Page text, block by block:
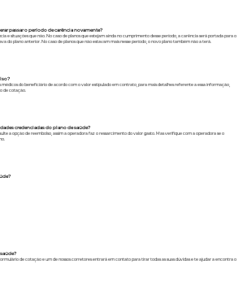
passar o período de carência novamente?
e situações que não. No caso de planos que estejam ainda no cumprimento desse período, a carência será portada para o
do plano anterior. No caso de planos que não estavam mais nesse período, o novo plano também não a terá.
médicos do beneficiário de acordo com o valor estipulado em contrato, para mais detalhes referente a essa informação,
de cotação.
credenciadas do plano desaúde?
a opção de reembolso, assim a operadora faz o ressarcimento do valor gasto. Mas verifique com a operadora se o
de cotação e um de nossos corretores entrará em contato para tirar todas as suas dúvidas e te ajudar a encontra o